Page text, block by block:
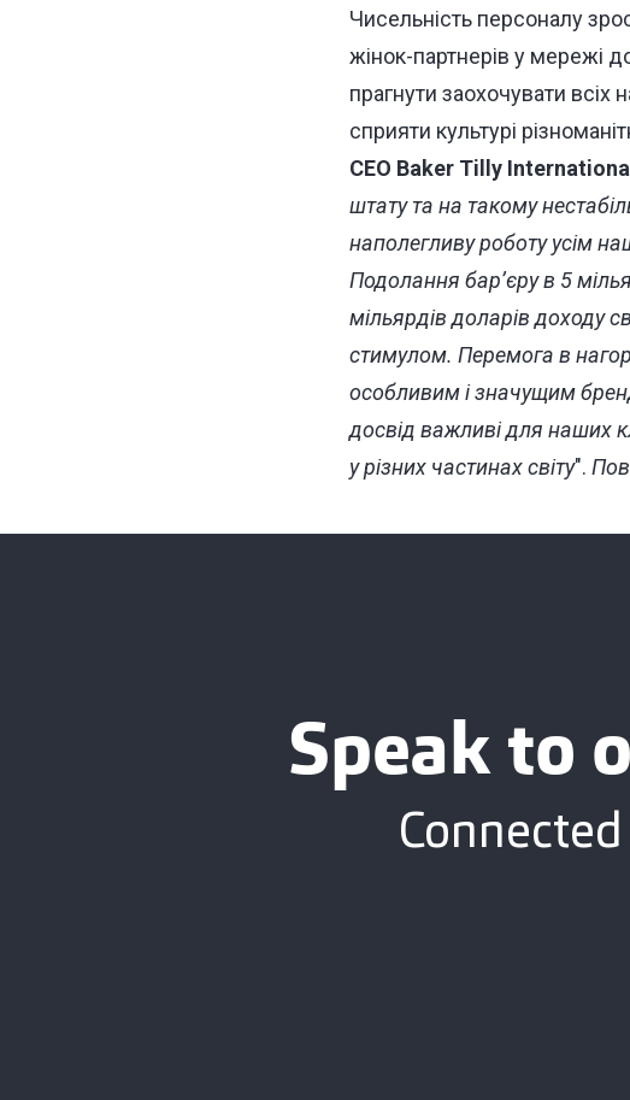
Чисельність персоналу
жінок-партнерів у мережі
прагнути заохочувати всіх
сприяти культурі
СЕО Baker Tilly International
штату та на такому
наполегливу роботу усім
Подолання бар’єру в 5
мільярдів доларів доходу
стимулом. Перемога в
особливим і значущим
досвід важливі для наших
у різних частинах світу".
Speak to